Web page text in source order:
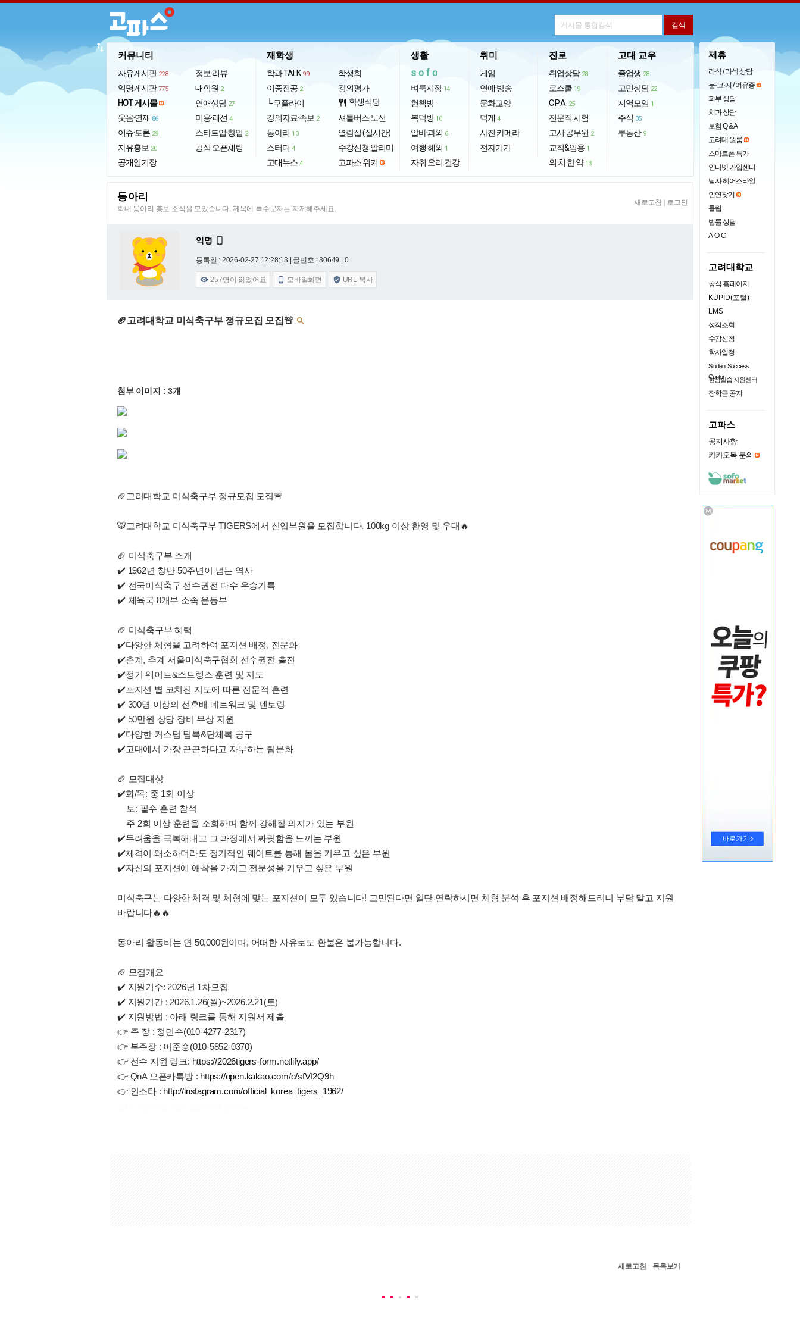
커뮤니티
자유게시판 228
익명게시판 775
HOT 게시물
웃음·연재 86
이슈·토론 29
자유홍보 20
공개일기장
정보·리뷰
대학원 2
연애상담 27
미용·패션 4
스타트업·창업 2
공식 오픈채팅
재학생
학과 TALK 99
이중전공 2
└ 쿠플라이
강의자료·족보 2
동아리 13
스터디 4
고대뉴스 4
학생회
강의평가
restaurant 학생식당
셔틀버스 노선
열람실 (실시간)
수강신청 알리미
고파스 위키
생활
sofo
벼룩시장 14
헌책방
복덕방 10
알바·과외 6
여행·해외 1
자취·요리·건강
취미
게임
연예·방송
문화교양
덕게 4
사진·카메라
전자기기
진로
취업상담 28
로스쿨 19
CPA 25
전문직 시험
고시·공무원 2
교직&임용 1
의·치·한·약 13
고대 교우
졸업생 28
고민상담 22
지역모임 1
주식 35
부동산 9
import_export
동아리
학내 동아리 홍보 소식을 모았습니다. 제목에 특수문자는 자제해주세요.
새로고침 로그인
익명 
등록일 : 2026-02-27 12:28:13 | 글번호 : 30649 | 0
 257명이 읽었어요  모바일화면  URL 복사
🏈고려대학교 미식축구부 정규모집 모집🚨 
첨부 이미지 : 3개
🏈고려대학교 미식축구부 정규모집 모집🚨
🐯고려대학교 미식축구부 TIGERS에서 신입부원을 모집합니다. 100kg 이상 환영 및 우대🔥
🏈 미식축구부 소개
✔️ 1962년 창단 50주년이 넘는 역사
✔️ 전국미식축구 선수권전 다수 우승기록
✔️ 체육국 8개부 소속 운동부
🏈 미식축구부 혜택
✔️다양한 체형을 고려하여 포지션 배정, 전문화
✔️춘계, 추계 서울미식축구협회 선수권전 출전
✔️정기 웨이트&스트렝스 훈련 및 지도
✔️포지션 별 코치진 지도에 따른 전문적 훈련
✔️ 300명 이상의 선후배 네트워크 및 멘토링
✔️ 50만원 상당 장비 무상 지원
✔️다양한 커스텀 팀복&단체복 공구
✔️고대에서 가장 끈끈하다고 자부하는 팀문화
🏈 모집대상
✔️화/목: 중 1회 이상
토: 필수 훈련 참석
주 2회 이상 훈련을 소화하며 함께 강해질 의지가 있는 부원
✔️두려움을 극복해내고 그 과정에서 짜릿함을 느끼는 부원
✔️체격이 왜소하더라도 정기적인 웨이트를 통해 몸을 키우고 싶은 부원
✔️자신의 포지션에 애착을 가지고 전문성을 키우고 싶은 부원
미식축구는 다양한 체격 및 체형에 맞는 포지션이 모두 있습니다! 고민된다면 일단 연락하시면 체형 분석 후 포지션 배정해드리니 부담 말고 지원
바랍니다🔥🔥
동아리 활동비는 연 50,000원이며, 어떠한 사유로도 환불은 불가능합니다.
🏈 모집개요
✔️ 지원기수: 2026년 1차모집
✔️ 지원기간 : 2026.1.26(월)~2026.2.21(토)
✔️ 지원방법 : 아래 링크를 통해 지원서 제출
👉 주 장 : 정민수(010-4277-2317)
👉 부주장 : 이준승(010-5852-0370)
👉 선수 지원 링크: https://2026tigers-form.netlify.app/
👉 QnA 오픈카톡방 : https://open.kakao.com/o/sfVI2Q9h
👉 인스타 : http://instagram.com/official_korea_tigers_1962/
새로고침 | 목록보기
제휴
라식 / 라섹 상담
눈·코·지 / 여유증
피부 상담
치과 상담
보험 Q & A
고려대 원룸
스마트폰 특가
인터넷 가입센터
남자 헤어스타일
인연찾기
튤립
법률 상담
AOC
고려대학교
공식 홈페이지
KUPID(포털)
LMS
성적조회
수강신청
학사일정
Student Success
Center
현장실습 지원센터
장학금 공지
고파스
공지사항
카카오톡 문의